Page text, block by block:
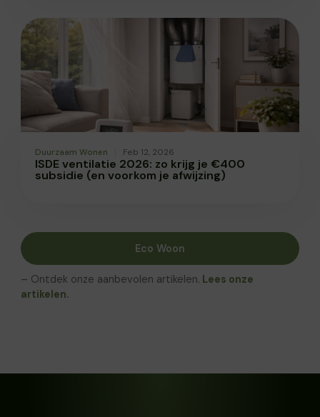
Duurzaam Wonen Feb 12, 2026
ISDE ventilatie 2026: zo krijg je €400
subsidie (en voorkom je afwijzing)
Eco Woon
– Ontdek onze aanbevolen artikelen. Lees onze
artikelen.